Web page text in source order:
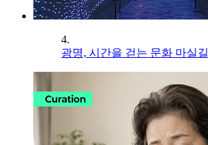
4.
광명, 시간을 걷는 문화 마실길